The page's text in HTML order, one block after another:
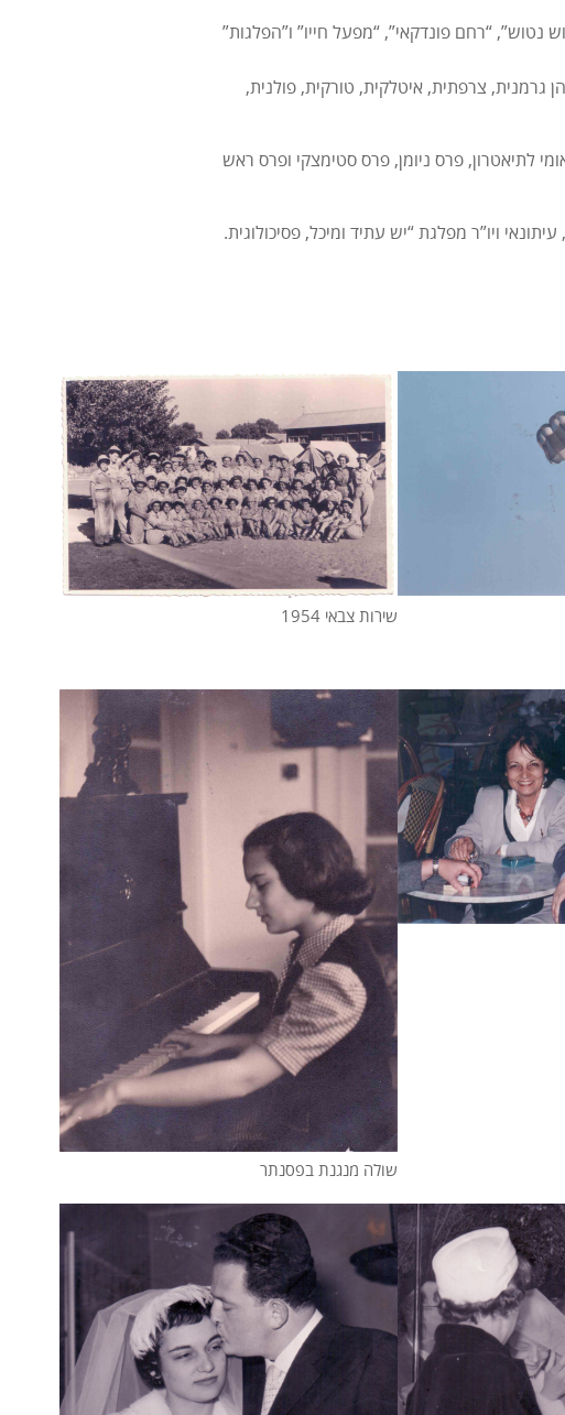
“רחם פונדקאי”, “מפעל חייו” ו”הפלגות”
גרמנית, צרפתית, איטלקית, טורקית, פולנית,
לתיאטרון, פרס ניומן, פרס סטימצקי ופרס ראש
שירות צבאי 1954
שולה מנגנת בפסנתר